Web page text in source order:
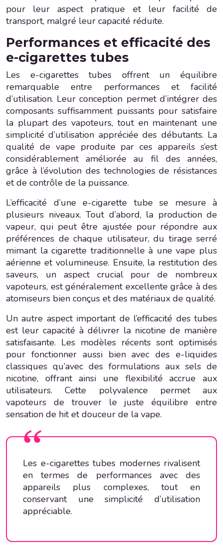
pour leur aspect pratique et leur facilité de
transport, malgré leur capacité réduite.
Performances et efficacité des
e-cigarettes tubes
Les e-cigarettes tubes offrent un équilibre
remarquable entre performances et facilité
d’utilisation. Leur conception permet d’intégrer des
composants suffisamment puissants pour satisfaire
la plupart des vapoteurs, tout en maintenant une
simplicité d’utilisation appréciée des débutants. La
qualité de vape produite par ces appareils s’est
considérablement améliorée au fil des années,
grâce à l’évolution des technologies de résistances
et de contrôle de la puissance.
L’efficacité d’une e-cigarette tube se mesure à
plusieurs niveaux. Tout d’abord, la production de
vapeur, qui peut être ajustée pour répondre aux
préférences de chaque utilisateur, du tirage serré
mimant la cigarette traditionnelle à une vape plus
aérienne et volumineuse. Ensuite, la restitution des
saveurs, un aspect crucial pour de nombreux
vapoteurs, est généralement excellente grâce à des
atomiseurs bien conçus et des matériaux de qualité.
Un autre aspect important de l’efficacité des tubes
est leur capacité à délivrer la nicotine de manière
satisfaisante. Les modèles récents sont optimisés
pour fonctionner aussi bien avec des e-liquides
classiques qu’avec des formulations aux sels de
nicotine, offrant ainsi une flexibilité accrue aux
utilisateurs. Cette polyvalence permet aux
vapoteurs de trouver le juste équilibre entre
sensation de hit et douceur de la vape.
Les e-cigarettes tubes modernes rivalisent
en termes de performances avec des
appareils plus complexes, tout en
conservant une simplicité d’utilisation
appréciable.